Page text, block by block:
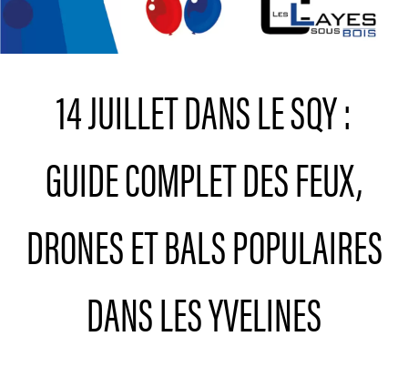
14 JUILLET DANS LE SQY :
GUIDE COMPLET DES FEUX,
DRONES ET BALS POPULAIRES
DANS LES YVELINES